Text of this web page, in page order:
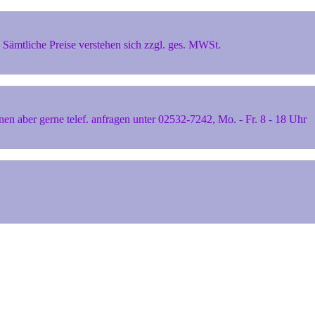
Preise verstehen sich zzgl. ges. MWSt.
aber gerne telef. anfragen unter 02532-7242, Mo. - Fr. 8 - 18 Uhr